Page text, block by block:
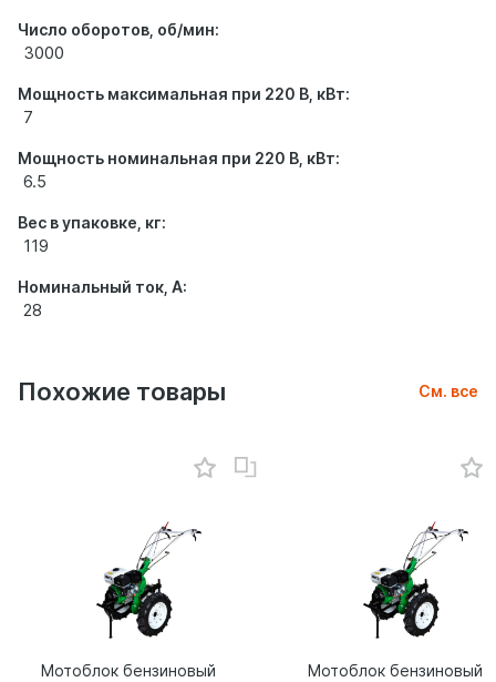
Число оборотов, об/мин:
3000
Мощность максимальная при 220 В, кВт:
7
Мощность номинальная при 220 В, кВт:
6.5
Вес в упаковке, кг:
119
Номинальный ток, А:
28
Похожие товары См. все
Мотоблок бензиновый
Мотоблок бензиновый